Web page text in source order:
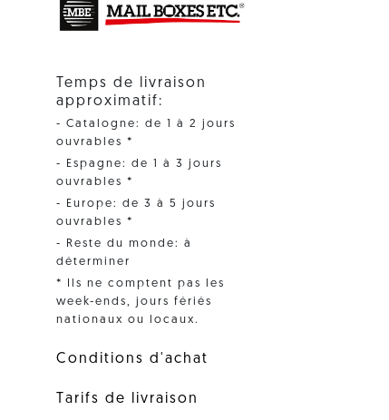
Temps de livraison
approximatif:
- Catalogne: de 1 à 2 jours
ouvrables *
- Espagne: de 1 à 3 jours
ouvrables *
- Europe: de 3 à 5 jours
ouvrables *
- Reste du monde: à
déterminer
* Ils ne comptent pas les
week-ends, jours fériés
nationaux ou locaux.
Conditions d'achat
Tarifs de livraison